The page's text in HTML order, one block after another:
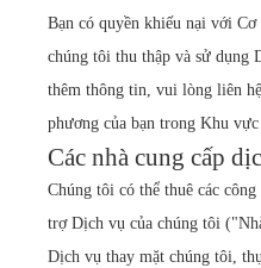
Bạn có quyền khiếu nại với
chúng tôi thu thập và sử dụng
thêm thông tin, vui lòng liên
phương của bạn trong Khu
Các nhà cung cấp
Chúng tôi có thể thuê các
trợ Dịch vụ của chúng tôi
Dịch vụ thay mặt chúng tôi,